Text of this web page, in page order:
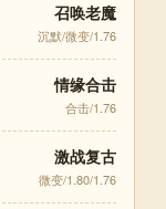
召唤老魔
沉默/微变/1.76
情缘合击
合击/1.76
激战复古
微变/1.80/1.76